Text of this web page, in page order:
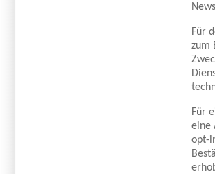
Für
zum
Für
eine
opt-